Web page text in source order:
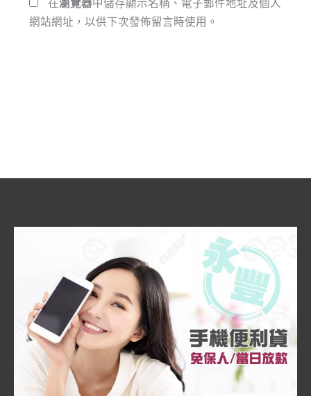
在瀏覽器中儲存顯示名稱、電子郵件地址及個人
網站網址，以供下次發佈留言時使用。